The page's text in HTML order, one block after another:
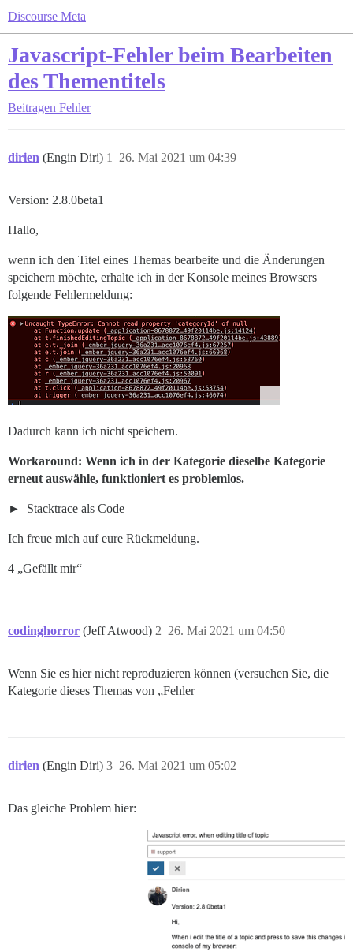
Discourse Meta
Javascript-Fehler beim Bearbeiten
des Thementitels
Beitragen Fehler
dirien (Engin Diri) 26. Mai 2021 um 04:39
1
Version: 2.8.0beta1
Hallo,
wenn ich den Titel eines Themas bearbeite und die Änderungen
speichern möchte, erhalte ich in der Konsole meines Browsers
folgende Fehlermeldung:
Dadurch kann ich nicht speichern.
Workaround: Wenn ich in der Kategorie dieselbe Kategorie
erneut auswähle, funktioniert es problemlos.
Stacktrace als Code
Ich freue mich auf eure Rückmeldung.
4 „Gefällt mir“
codinghorror (Jeff Atwood) 26. Mai 2021 um 04:50
2
Wenn Sie es hier nicht reproduzieren können (versuchen Sie, die
Kategorie dieses Themas von „Fehler
dirien (Engin Diri) 26. Mai 2021 um 05:02
3
Das gleiche Problem hier: